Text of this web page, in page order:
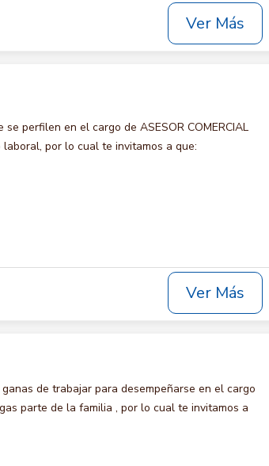
Ver Más
perfilen en el cargo de ASESOR COMERCIAL
por lo cual te invitamos a que:
Ver Más
de trabajar para desempeñarse en el cargo
parte de la familia , por lo cual te invitamos a